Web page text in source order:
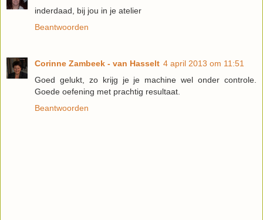
inderdaad, bij jou in je atelier
Beantwoorden
Corinne Zambeek - van Hasselt 4 april 2013 om 11:51
Goed gelukt, zo krijg je je machine wel onder controle.
Goede oefening met prachtig resultaat.
Beantwoorden